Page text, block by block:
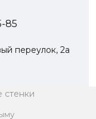
85
переулок, 2а